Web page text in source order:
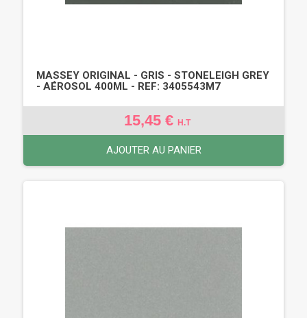
MASSEY ORIGINAL - GRIS - STONELEIGH GREY
- AÉROSOL 400ML - REF: 3405543M7
15,45 € H.T
AJOUTER AU PANIER